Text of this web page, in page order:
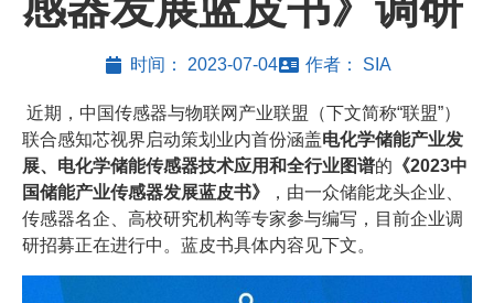
时间： 2023-07-04 作者： SIA
近期，中国传感器与物联网产业联盟（下文简称“联盟”）
联合感知芯视界启动策划业内首份涵盖电化学储能产业发
展、电化学储能传感器技术应用和全行业图谱的 《2023中
国储能产业传感器发展蓝皮书》
，由一众储能龙头企业、
传感器名企、高校研究机构等专家参与编写，目前企业调
研招募正在进行中。蓝皮书具体内容见下文。